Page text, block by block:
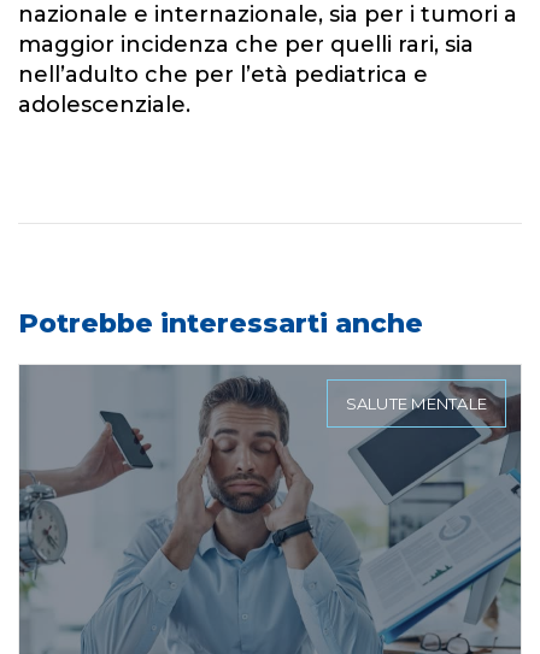
nazionale e internazionale, sia per i tumori a
maggior incidenza che per quelli rari, sia
nell’adulto che per l’età pediatrica e
adolescenziale.
Potrebbe interessarti anche
SALUTE MENTALE